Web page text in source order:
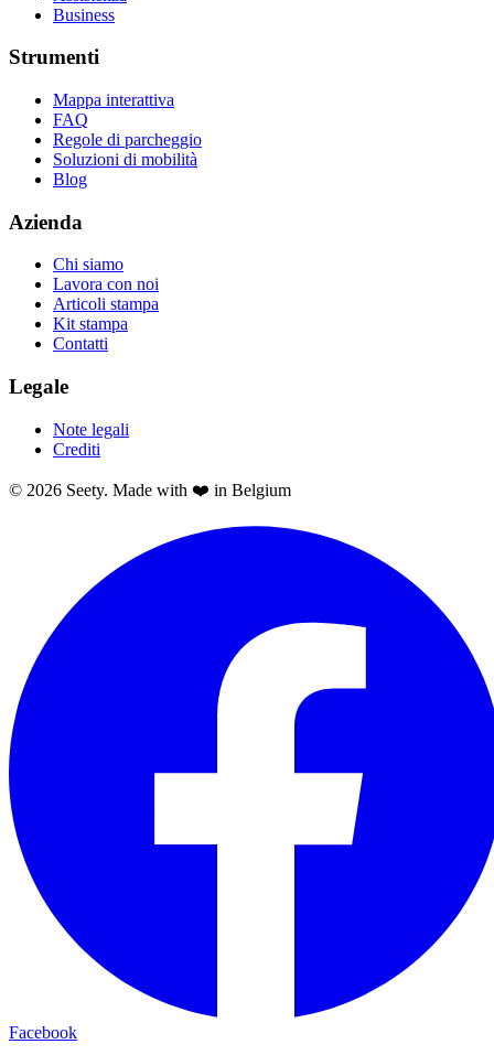
Business
Strumenti
Mappa interattiva
FAQ
Regole di parcheggio
Soluzioni di mobilità
Blog
Azienda
Chi siamo
Lavora con noi
Articoli stampa
Kit stampa
Contatti
Legale
Note legali
Crediti
© 2026 Seety. Made with ❤️ in Belgium
Facebook